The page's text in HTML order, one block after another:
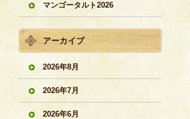
マンゴータルト2026
アーカイブ
2026年8月
2026年7月
2026年6月